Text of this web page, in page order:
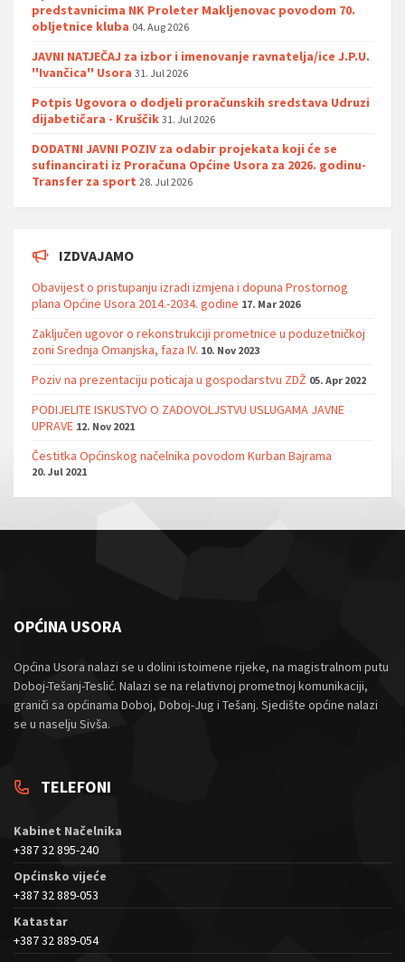
predstavnicima NK Proleter Makljenovac povodom 70.
obljetnice kluba 04. Aug 2026
JAVNI NATJEČAJ za izbor i imenovanje ravnatelja/ice J.P.U.
''Ivančica'' Usora 31. Jul 2026
Potpis Ugovora o dodjeli proračunskih sredstava Udruzi
dijabetičara - Kruščik 31. Jul 2026
DODATNI JAVNI POZIV za odabir projekata koji će se
sufinancirati iz Proračuna Općine Usora za 2026. godinu-
Transfer za sport 28. Jul 2026
IZDVAJAMO
Obavijest o pristupanju izradi izmjena i dopuna Prostornog
plana Općine Usora 2014.-2034. godine 17. Mar 2026
Zaključen ugovor o rekonstrukciji prometnice u poduzetničkoj
zoni Srednja Omanjska, faza IV. 10. Nov 2023
Poziv na prezentaciju poticaja u gospodarstvu ZDŽ 05. Apr 2022
PODIJELITE ISKUSTVO O ZADOVOLJSTVU USLUGAMA JAVNE
UPRAVE 12. Nov 2021
Čestitka Općinskog načelnika povodom Kurban Bajrama
20. Jul 2021
OPĆINA USORA
Općina Usora nalazi se u dolini istoimene rijeke, na magistralnom putu
Doboj-Tešanj-Teslić. Nalazi se na relativnoj prometnoj komunikaciji,
graniči sa općinama Doboj, Doboj-Jug i Tešanj. Sjedište općine nalazi
se u naselju Sivša.
TELEFONI
Kabinet Načelnika
+387 32 895-240
Općinsko vijeće
+387 32 889-053
Katastar
+387 32 889-054